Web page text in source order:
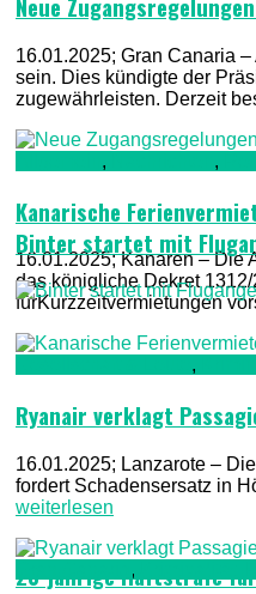
Neue
16.01.2025; Gran Canaria
sein. Dies kündigte der
zugewährleisten. Derzeit
, ,
Kanarische
16.01.2025; Kanaren – Die
das königliche Dekret
fürKurzzeitvermietungen
,
Ryanair verklagt
16.01.2025; Lanzarote –
fordert Schadensersatz in
weiterlesen
,
Binter startet mit
23-jährige Haftstrafe